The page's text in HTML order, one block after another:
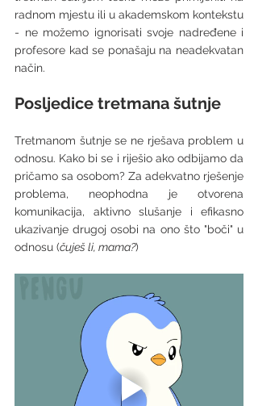
radnom mjestu ili u akademskom kontekstu
- ne možemo ignorisati svoje nadređene i
profesore kad se ponašaju na neadekvatan
način.
Posljedice tretmana šutnje
Tretmanom šutnje se ne rješava problem u
odnosu. Kako bi se i riješio ako odbijamo da
pričamo sa osobom? Za adekvatno rješenje
problema, neophodna je otvorena
komunikacija, aktivno slušanje i efikasno
ukazivanje drugoj osobi na ono što "boči" u
odnosu (čuješ li, mama?)